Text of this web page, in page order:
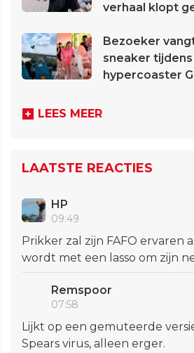
verhaal klopt
Bezoeker
sneaker
hypercoaster
LEES MEER
LAATSTE REACTIES
HP
09:49
Prikker zal zijn FAFO ervaren
wordt met een lasso om zijn
Remspoor
07:58
Lijkt op een gemuteerde
Spears virus, alleen erger.